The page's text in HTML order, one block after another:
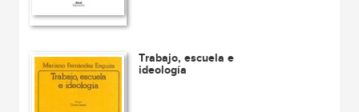
Trabajo, escuela e
ideología